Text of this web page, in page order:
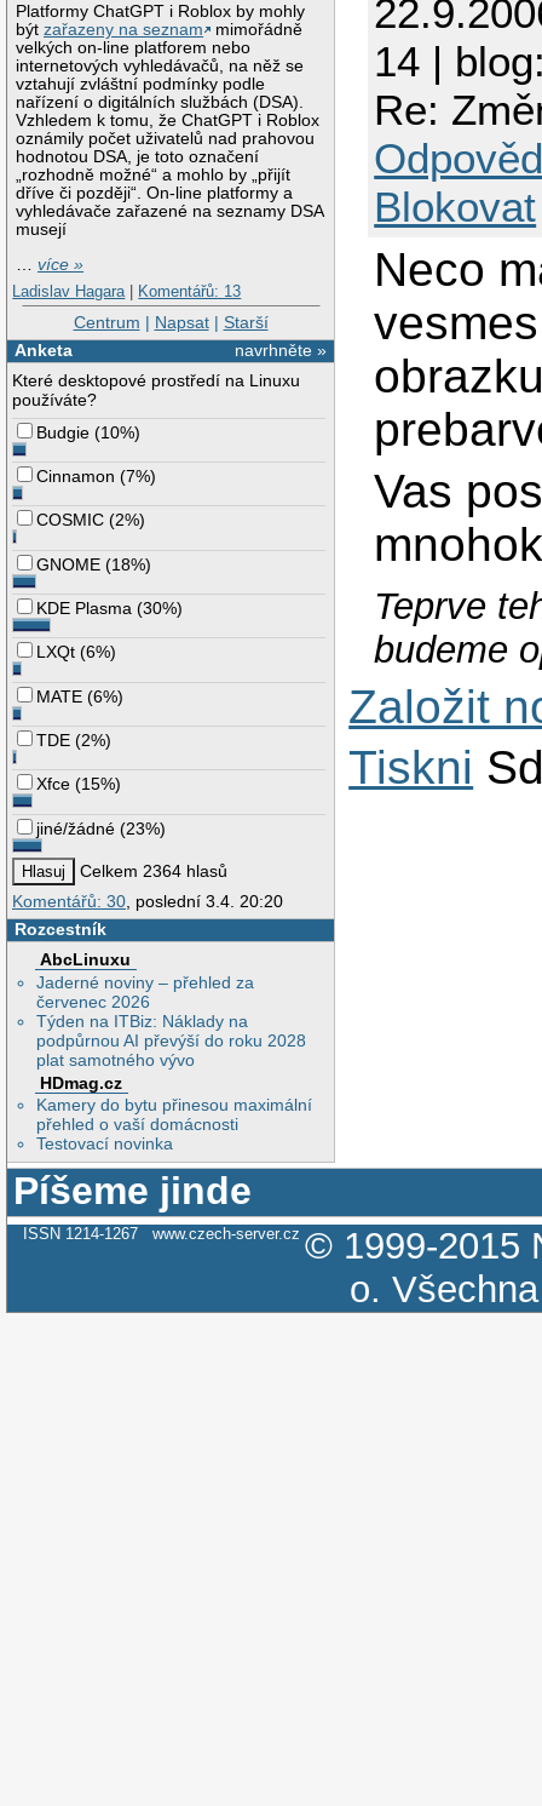
Platformy ChatGPT i Roblox by mohly
býtzařazeny na seznam
mimořádně
velkých on-line platforem nebo
internetových vyhledávačů, na něž se
vztahují zvláštní podmínky podle
nařízení o digitálních službách (DSA).
Vzhledem k tomu, že ChatGPT i Roblox
oznámily počet uživatelů nad prahovou
hodnotou DSA, je toto označení
„rozhodně možné“ a mohlo by „přijít
dříve či později“. On-line platformy a
vyhledávače zařazené na seznamy DSA
musejí
…více »
Ladislav Hagara | Komentářů: 13
Centrum | Napsat| Starší
navrhněte »
Anketa
Které desktopové prostředí na Linuxu
používáte?
Budgie (10%)
Cinnamon (7%)
COSMIC (2%)
GNOME (18%)
KDE Plasma (30%)
LXQt (6%)
MATE (6%)
TDE (2%)
Xfce (15%)
jiné/žádné (23%)
Celkem 2364 hlasů
Komentářů: 30, poslední 3.4. 20:20
Rozcestník
AbcLinuxu
Jaderné noviny – přehled za
červenec 2026
Týden na ITBiz: Náklady na
podpůrnou AI převýší do roku 2028
plat samotného vývo
HDmag.cz
Kamery do bytu přinesou maximální
přehled o vaší domácnosti
Testovací novinka
14 |
Re:
Blokovat
Neco
Vas
Teprve
budeme
Založit
Tiskni
Píšeme jinde
ISSN 1214-1267 www.czech-server.cz © 1999-2015
o.